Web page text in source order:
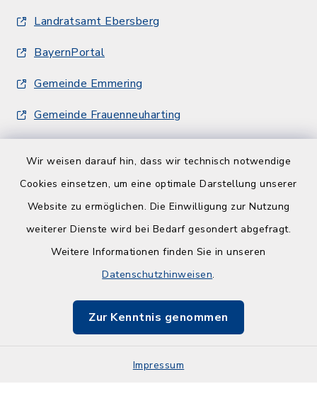
Wir weisen darauf hin, dass wir technisch notwendige
Cookies einsetzen, um eine optimale Darstellung unserer
Website zu ermöglichen. Die Einwilligung zur Nutzung
weiterer Dienste wird bei Bedarf gesondert abgefragt.
Weitere Informationen finden Sie in unseren
Datenschutzhinweisen.
Zur Kenntnis genommen
Impressum
Landratsamt Ebersberg
BayernPortal
Gemeinde Emmering
Gemeinde Frauenneuharting
Barrierefreiheit
Impressum
Sitemap